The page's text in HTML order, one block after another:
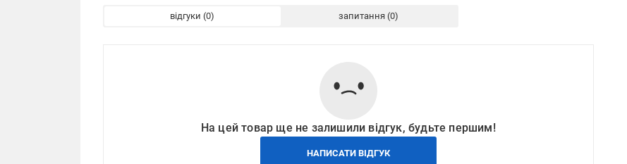
відгуки запитання
На цей товар ще не залишили відгук, будьте першим!
НАПИСАТИ ВІДГУК